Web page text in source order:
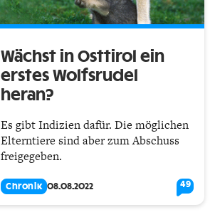
Wächst in Osttirol ein
erstes Wolfsrudel
heran?
Es gibt Indizien dafür. Die möglichen
Elterntiere sind aber zum Abschuss
freigegeben.
Chronik 08.08.2022 49